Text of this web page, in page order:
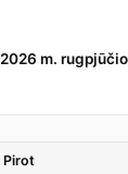
2026 m.
Pirot